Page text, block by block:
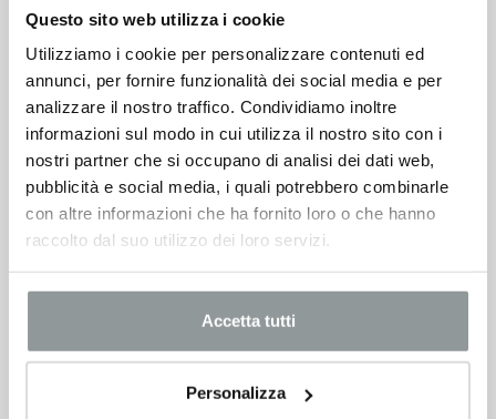
Questo sito web utilizza i cookie
Utilizziamo i cookie per personalizzare contenuti ed
annunci, per fornire funzionalità dei social media e per
analizzare il nostro traffico. Condividiamo inoltre
informazioni sul modo in cui utilizza il nostro sito con i
nostri partner che si occupano di analisi dei dati web,
pubblicità e social media, i quali potrebbero combinarle
con altre informazioni che ha fornito loro o che hanno
raccolto dal suo utilizzo dei loro servizi.
Accetta tutti
Personalizza